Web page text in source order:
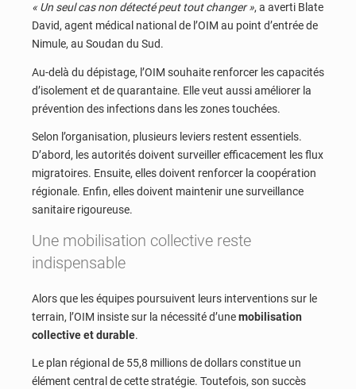
« Un seul cas non détecté peut tout changer », a averti Blate
David, agent médical national de l’OIM au point d’entrée de
Nimule, au Soudan du Sud.
Au-delà du dépistage, l’OIM souhaite renforcer les capacités
d’isolement et de quarantaine. Elle veut aussi améliorer la
prévention des infections dans les zones touchées.
Selon l’organisation, plusieurs leviers restent essentiels.
D’abord, les autorités doivent surveiller efficacement les flux
migratoires. Ensuite, elles doivent renforcer la coopération
régionale. Enfin, elles doivent maintenir une surveillance
sanitaire rigoureuse.
Une mobilisation collective reste
indispensable
Alors que les équipes poursuivent leurs interventions sur le
terrain, l’OIM insiste sur la nécessité d’unemobilisation
collective et durable.
Le plan régional de 55,8 millions de dollars constitue un
élément central de cette stratégie. Toutefois, son succès